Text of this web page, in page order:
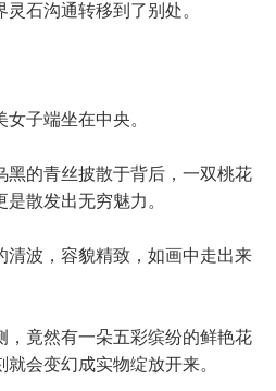
石沟通转移到了别处。
子端坐在中央。
黑的青丝披散于背后，一双桃花
散发出无穷魅力。
清波，容貌精致，如画中走出来
，竟然有一朵五彩缤纷的鲜艳花
会变幻成实物绽放开来。